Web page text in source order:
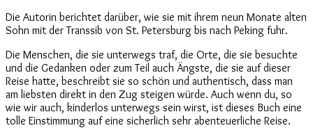
Die Autorin berichtet darüber, wie sie mit ihrem neun Monate alten
Sohn mit der Transsib von St. Petersburg bis nach Peking fuhr.
Die Menschen, die sie unterwegs traf, die Orte, die sie besuchte
und die Gedanken oder zum Teil auch Ängste, die sie auf dieser
Reise hatte, beschreibt sie so schön und authentisch, dass man
am liebsten direkt in den Zug steigen würde. Auch wenn du, so
wie wir auch, kinderlos unterwegs sein wirst, ist dieses Buch eine
tolle Einstimmung auf eine sicherlich sehr abenteuerliche Reise.